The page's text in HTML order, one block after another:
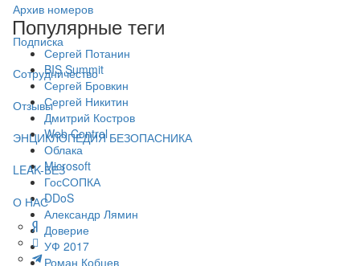
Архив номеров
Подписка
Сотрудничество
Отзывы
ЭНЦИКЛОПЕДИЯ БЕЗОПАСНИКА
LEAK-БЕЗ
О НАС
Популярные теги
Сергей Потанин
BIS Summit
Сергей Бровкин
Сергей Никитин
Дмитрий Костров
Web Control
Облака
Microsoft
ГосСОПКА
DDoS
Александр Лямин
Доверие
УФ 2017
Роман Кобцев